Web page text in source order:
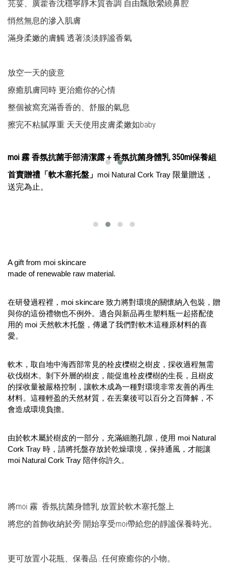
芫荽、廣藿香沈穩寧靜木質香調 自由飄散縈繞鼻腔
悄然無息的滲入肌膚
滿身柔嫩的膚觸 透著淡淡靜謐香氣
放空一天的疲意
療癒肌膚同時 更治癒你的心情
整個被窩充滿香香的、舒服的氣息
擦完不粘膩厚重 天天使用皮膚柔嫩如baby
moi 霧 香氛抗菌手部清潔露＋香氛抗菌身體乳350ml保養組
首賣贈禮「軟木塞托盤」 moi Natural Cork Tray 限量贈送，
送完為止。
A gift from moi skincare
made of renewable raw material.
在研發過程裡，moi skincare 致力將對環境的關懷納入包裝，贈
與你的這份禮物也不例外。適合與新品再生塑料瓶一起搭配使
用的 moi 天然軟木托盤，傳遞了我們對軟木這種原材料的喜
愛。
軟木，取自地中海西部常見的栓皮櫟樹之樹皮，採收過程無需
砍伐樹木。剝下外層的樹皮，能促進栓皮櫟樹的生長，且樹皮
的採收量被嚴格控制，讓軟木成為一種對環境非常友善的再生
材料。這種輕盈的天然材質，在丟棄後可以百分之百降解，不
會造成環境負擔。
由於軟木屬於樹皮的一部分，充滿細胞孔隙，使用 moi Natural
Cork Tray 時，請將托盤存放於乾燥環境，保持通風，才能讓
moi Natural Cork Tray 陪伴你許久。
將moi 霧 香氛抗菌身體乳 放置於軟木塞托盤上
將您的首飾收納於旁 開始享受moi帶給您的靜謐保養時光。
更可放置小花瓶、保養品…任何療癒你的小物。